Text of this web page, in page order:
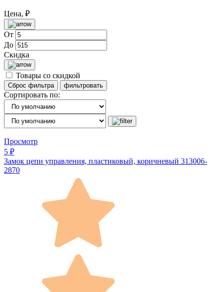
Цена, ₽
От
До
Скидка
Товары со скидкой
Сортировать по:
Просмотр
5 ₽
Замок цепи управления, пластиковый, коричневый 313006-
2870